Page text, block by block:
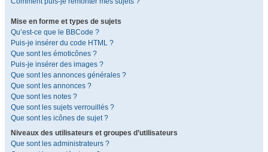
Mise en forme et types de sujets
Qu’est-ce que le BBCode ?
Puis-je insérer du code HTML ?
Que sont les émoticônes ?
Puis-je insérer des images ?
Que sont les annonces générales ?
Que sont les annonces ?
Que sont les notes ?
Que sont les sujets verrouillés ?
Que sont les icônes de sujet ?
Niveaux des utilisateurs et groupes d’utilisateurs
Que sont les administrateurs ?